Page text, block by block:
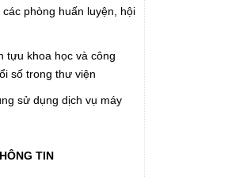
phòng huấn luyện, hội
tựu khoa học và công
số trong thư viện
sử dụng dịch vụ máy
TIN